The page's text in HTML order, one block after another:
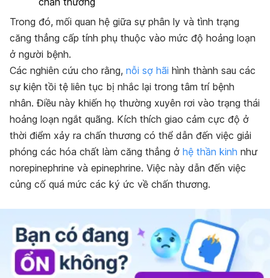
Trong đó, mối quan hệ giữa sự phân ly và tình trạng
căng thẳng cấp tính phụ thuộc vào mức độ hoảng loạn
ở người bệnh.
Các nghiên cứu cho rằng, nỗi sợ hãi hình thành sau các
sự kiện tồi tệ liên tục bị nhắc lại trong tâm trí bệnh
nhân. Điều này khiến họ thường xuyên rơi vào trạng thái
hoảng loạn ngắt quãng. Kích thích giao cảm cực độ ở
thời điểm xảy ra chấn thương có thể dẫn đến việc giải
phóng các hóa chất làm căng thẳng ở hệ thần kinh như
norepinephrine và epinephrine. Việc này dẫn đến việc
củng cố quá mức các ký ức về chấn thương.